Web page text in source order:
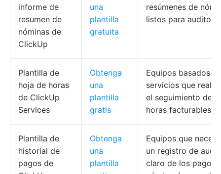
informe de
resumen de
nóminas de
ClickUp
una
plantilla
gratuita
resúmenes de
listos para
Plantilla de
hoja de horas
de ClickUp
Services
Obtenga
una
plantilla
gratis
Equipos basados en
servicios que
el seguimiento de
horas facturables.
Plantilla de
historial de
pagos de
Obtenga
una
plantilla
Equipos que
un registro de
claro de los pagos